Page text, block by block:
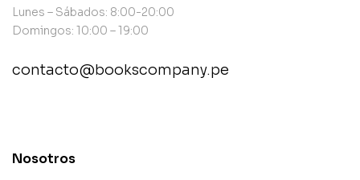
Lunes – Sábados: 8:00-20:00
Domingos: 10:00 – 19:00
contacto@bookscompany.pe
Nosotros